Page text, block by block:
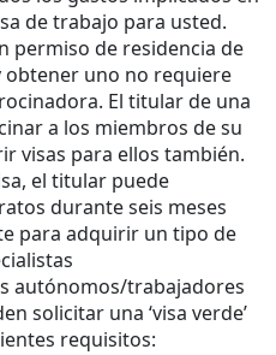
de trabajo para usted.
permiso de residencia de
obtener uno no requiere
El titular de una
a los miembros de su
visas para ellos también.
el titular puede
durante seis meses
para adquirir un tipo de
autónomos/trabajadores
solicitar una ‘visa verde’
requisitos: